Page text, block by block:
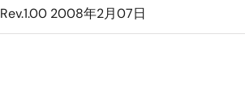
2008年2月07日